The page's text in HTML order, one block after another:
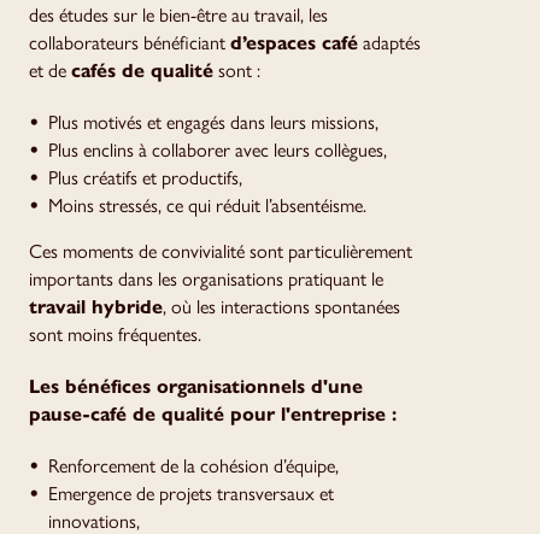
des études sur le bien-être au travail, les
collaborateurs bénéficiant d’espaces café adaptés
et de cafés de qualité sont :
Plus motivés et engagés dans leurs missions,
Plus enclins à collaborer avec leurs collègues,
Plus créatifs et productifs,
Moins stressés, ce qui réduit l’absentéisme.
Ces moments de convivialité sont particulièrement
importants dans les organisations pratiquant le
travail hybride, où les interactions spontanées
sont moins fréquentes.
Les bénéfices organisationnels d'une
pause-café de qualité pour l'entreprise :
Renforcement de la cohésion d’équipe,
Emergence de projets transversaux et
innovations,